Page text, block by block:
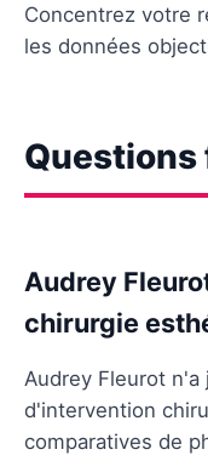
Concentrez votre
les données
Audrey
chirurgie
Audrey Fleurot
d'intervention
comparatives de